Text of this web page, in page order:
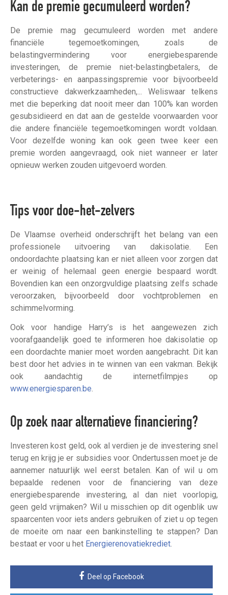
Kan de premie gecumuleerd worden?
De premie mag gecumuleerd worden met andere
financiële tegemoetkomingen, zoals de
belastingvermindering voor energiebesparende
investeringen, de premie niet-belastingbetalers, de
verbeterings- en aanpassingspremie voor bijvoorbeeld
constructieve dakwerkzaamheden,... Weliswaar telkens
met die beperking dat nooit meer dan 100% kan worden
gesubsidieerd en dat aan de gestelde voorwaarden voor
die andere financiële tegemoetkomingen wordt voldaan.
Voor dezelfde woning kan ook geen twee keer een
premie worden aangevraagd, ook niet wanneer er later
opnieuw werken zouden uitgevoerd worden.
Tips voor doe-het-zelvers
De Vlaamse overheid onderschrijft het belang van een
professionele uitvoering van dakisolatie. Een
ondoordachte plaatsing kan er niet alleen voor zorgen dat
er weinig of helemaal geen energie bespaard wordt.
Bovendien kan een onzorgvuldige plaatsing zelfs schade
veroorzaken, bijvoorbeeld door vochtproblemen en
schimmelvorming.
Ook voor handige Harry’s is het aangewezen zich
voorafgaandelijk goed te informeren hoe dakisolatie op
een doordachte manier moet worden aangebracht. Dit kan
best door het advies in te winnen van een vakman. Bekijk
ook aandachtig de internetfilmpjes op
www.energiesparen.be.
Op zoek naar alternatieve financiering?
Investeren kost geld, ook al verdien je de investering snel
terug en krijg je er subsidies voor. Ondertussen moet je de
aannemer natuurlijk wel eerst betalen. Kan of wil u om
bepaalde redenen voor de financiering van deze
energiebesparende investering, al dan niet voorlopig,
geen geld vrijmaken? Wil u misschien op dit ogenblik uw
spaarcenten voor iets anders gebruiken of ziet u op tegen
de moeite om naar een bankinstelling te stappen? Dan
bestaat er voor u het Energierenovatiekrediet.
Deel op Facebook